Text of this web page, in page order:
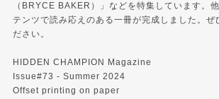
（BRYCE BAKER）」などを特集しています。
テンツで読み応えのある一冊が完成しました。ぜ
ださい。
HIDDEN CHAMPION Magazine
Issue#73 - Summer 2024
Offset printing on paper